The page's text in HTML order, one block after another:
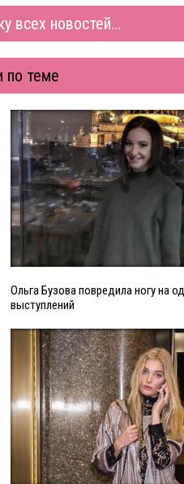
всех новостей...
по теме
Ольга Бузова повредила ногу на
выступлений